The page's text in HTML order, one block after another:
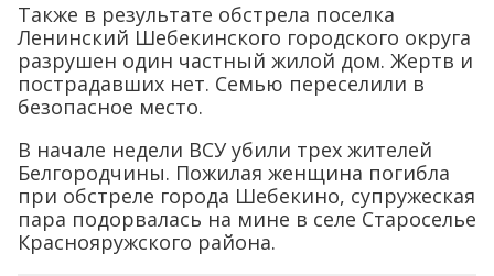
Также в результате обстрела поселка
Ленинский Шебекинского городского округа
разрушен один частный жилой дом. Жертв и
пострадавших нет. Семью переселили в
безопасное место.
В начале недели ВСУ убили трех жителей
Белгородчины. Пожилая женщина погибла
при обстреле города Шебекино, супружеская
пара подорвалась на мине в селе Староселье
Краснояружского района.